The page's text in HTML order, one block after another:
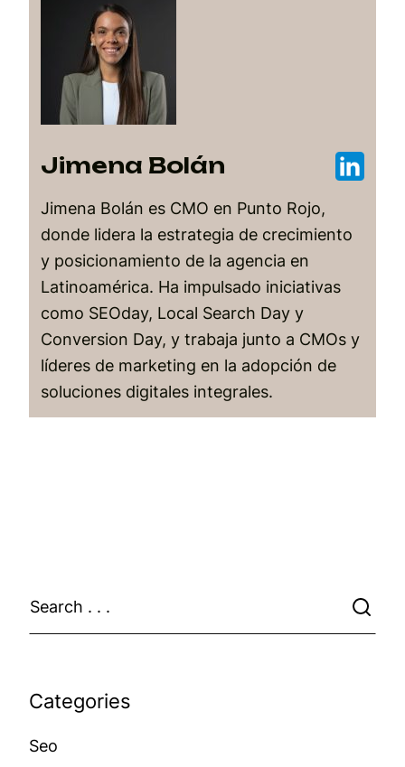
Jimena Bolán
Jimena Bolán es CMO en Punto Rojo,
donde lidera la estrategia de crecimiento
y posicionamiento de la agencia en
Latinoamérica. Ha impulsado iniciativas
como SEOday, Local Search Day y
Conversion Day, y trabaja junto a CMOs y
líderes de marketing en la adopción de
soluciones digitales integrales.
Categories
Seo